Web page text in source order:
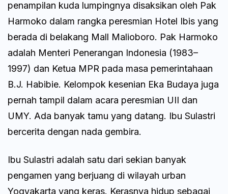
penampilan kuda lumpingnya disaksikan oleh Pak
Harmoko dalam rangka peresmian Hotel Ibis yang
berada di belakang Mall Malioboro. Pak Harmoko
adalah Menteri Penerangan Indonesia (1983–
1997) dan Ketua MPR pada masa pemerintahaan
B.J. Habibie. Kelompok kesenian Eka Budaya juga
pernah tampil dalam acara peresmian UII dan
UMY. Ada banyak tamu yang datang. Ibu Sulastri
bercerita dengan nada gembira.
Ibu Sulastri adalah satu dari sekian banyak
pengamen yang berjuang di wilayah urban
Yogyakarta yang keras. Kerasnya hidup sebagai